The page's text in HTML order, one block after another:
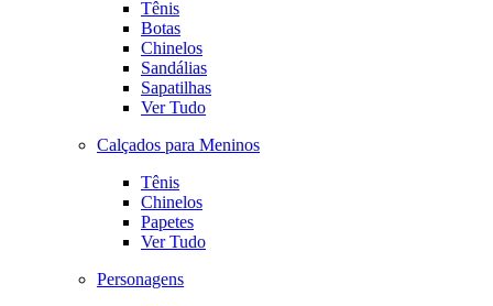
Tênis
Botas
Chinelos
Sandálias
Sapatilhas
Ver Tudo
Calçados para Meninos
Tênis
Chinelos
Papetes
Ver Tudo
Personagens